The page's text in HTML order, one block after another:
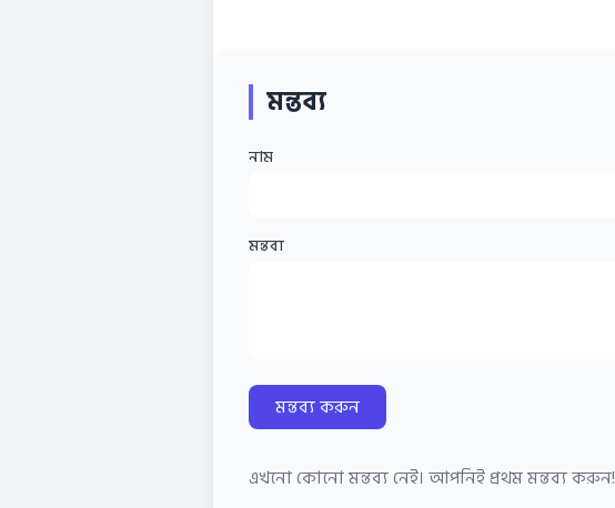
মন্তব্য
নাম
মন্তব্য
মন্তব্য করুন
এখনো কোনো মন্তব্য নেই। আপনিই প্রথম মন্তব্য করুন!